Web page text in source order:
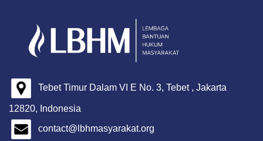
Tebet Timur Dalam VI E No. 3, Tebet , Jakarta
12820, Indonesia
contact@lbhmasyarakat.org